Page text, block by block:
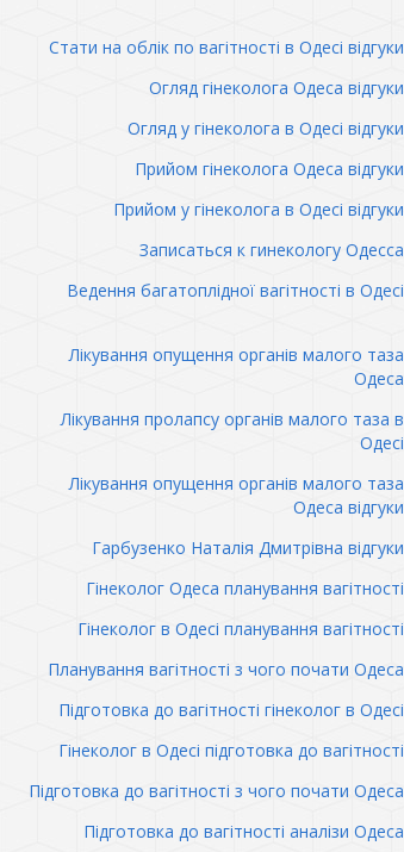
Стати на облік по вагітності в Одесі відгуки
Огляд гінеколога Одеса відгуки
Огляд у гінеколога в Одесі відгуки
Прийом гінеколога Одеса відгуки
Прийом у гінеколога в Одесі відгуки
Записаться к гинекологу Одесса
Ведення багатоплідної вагітності в Одесі
Лікування опущення органів малого таза
Одеса
Лікування пролапсу органів малого таза в
Одесі
Лікування опущення органів малого таза
Одеса відгуки
Гарбузенко Наталія Дмитрівна відгуки
Гінеколог Одеса планування вагітності
Гінеколог в Одесі планування вагітності
Планування вагітності з чого почати Одеса
Підготовка до вагітності гінеколог в Одесі
Гінеколог в Одесі підготовка до вагітності
Підготовка до вагітності з чого почати Одеса
Підготовка до вагітності аналізи Одеса